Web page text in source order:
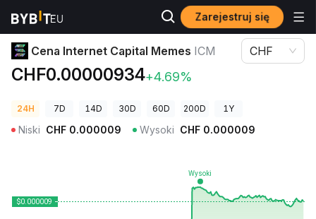
Zarejestruj się
Ceny kryptowalut Cena Internet Capital Memes ICM
Cena Internet Capital Memes ICM
CHF0.00000934+4.69%
CHF
24H 7D 14D 30D 60D 200D 1Y
Niski CHF 0.000009 Wysoki CHF 0.000009